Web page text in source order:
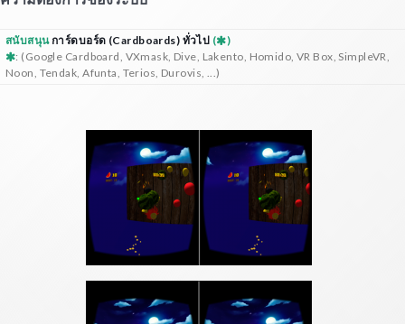
สนับสนุนการ์ดบอร์ด (Cardboards) ทั่วไป (
)
: (Google Cardboard, VXmask, Dive, Lakento, Homido, VR Box, SimpleVR,
Noon, Tendak, Afunta, Terios, Durovis, ...)